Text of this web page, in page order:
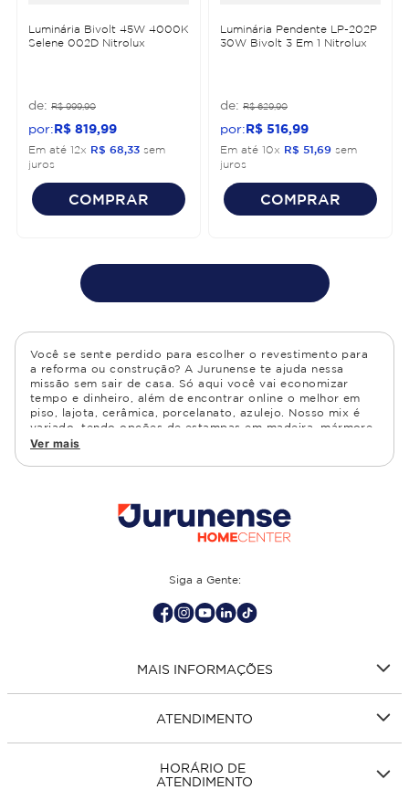
Luminária Bivolt 45W 4000K
Selene 002D Nitrolux
R$ 999,90
R$ 819 99
Em até 12x R$ 68 33 sem
juros
COMPRAR
Luminária Pendente LP-202P
30W Bivolt 3 Em 1 Nitrolux
R$ 629,90
R$ 516 99
Em até 10x R$ 51 69 sem
juros
COMPRAR
Você se sente perdido para escolher o revestimento para
a reforma ou construção? A Jurunense te ajuda nessa
missão sem sair de casa. Só aqui você vai economizar
tempo e dinheiro, além de encontrar online o melhor em
piso, lajota, cerâmica, porcelanato, azulejo. Nosso mix é
variado, tendo opções de estampas em madeira, mármore,
granito, cimento, geométrico, e muito mais Confira as
cozinha, quarto, sala de estar.
Ver mais
Siga a Gente:
MAIS INFORMAÇÕES
ATENDIMENTO
HORÁRIO DE
ATENDIMENTO